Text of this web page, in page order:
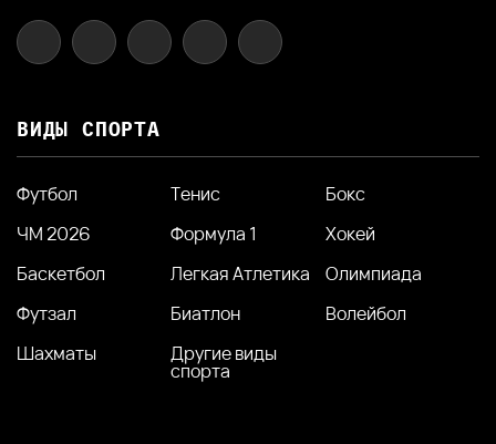
ВИДЫ СПОРТА
Футбол Тенис
Бокс
ЧМ 2026
Формула 1
Хокей
Баскетбол
Легкая Атлетика
Олимпиада
Футзал
Биатлон
Волейбол
Шахматы
Другие виды
спорта